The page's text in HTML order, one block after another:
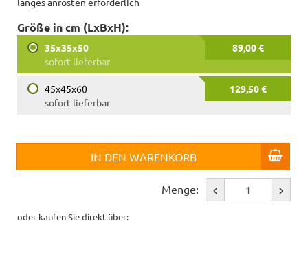
Größe in cm (LxBxH):
35x35x50
89,00 €
sofort lieferbar
45x45x60
129,50 €
sofort lieferbar
IN DEN WARENKORB
Menge:
oder kaufen Sie direkt über: